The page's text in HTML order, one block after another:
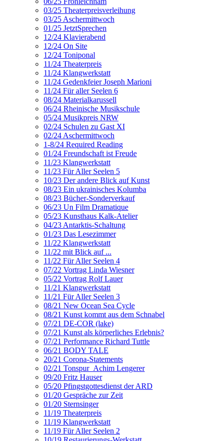
03/25 Theaterpreisverleihung
03/25 Aschermittwoch
01/25 JetztSprechen
12/24 Klavierabend
12/24 On Site
12/24 Toniponal
11/24 Theaterpreis
11/24 Klangwerkstatt
11/24 Gedenkfeier Joseph Marioni
11/24 Für aller Seelen 6
08/24 Materialkarussell
06/24 Rheinische Musikschule
05/24 Musikpreis NRW
02/24 Schulen zu Gast XI
02/24 Aschermittwoch
1-8/24 Required Reading
01/24 Freundschaft ist Freude
11/23 Klangwerkstatt
11/23 Für Aller Seelen 5
10/23 Der andere Blick auf Kunst
08/23 Ein ukrainisches Kolumba
08/23 Bücher-Sonderverkauf
06/23 Un Film Dramatique
05/23 Kunsthaus Kalk-Atelier
04/23 Antarktis-Schaltung
01/23 Das Lesezimmer
11/22 Klangwerkstatt
11/22 mit Blick auf ...
11/22 Für Aller Seelen 4
07/22 Vortrag Linda Wiesner
05/22 Vortrag Rolf Lauer
11/21 Klangwerkstatt
11/21 Für Aller Seelen 3
08/21 New Ocean Sea Cycle
08/21 Kunst kommt aus dem Schnabel
07/21 DE-COR (lake)
07/21 Kunst als körperliches Erlebnis?
07/21 Performance Richard Tuttle
06/21 BODY TALE
20/21 Corona-Statements
02/21 Tonspur_Achim Lengerer
09/20 Fritz Hauser
05/20 Pfingstgottesdienst der ARD
01/20 Gespräche zur Zeit
01/20 Sternsinger
11/19 Theaterpreis
11/19 Klangwerkstatt
11/19 Für Aller Seelen 2